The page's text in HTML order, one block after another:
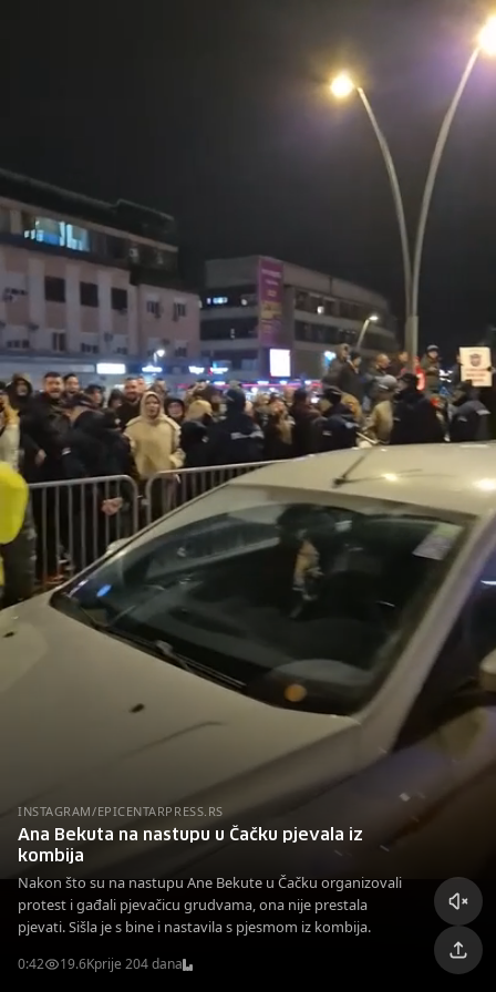
INSTAGRAM/EPICENTARPRESS.RS
Ana Bekuta na nastupu u Čačku pjevala iz
kombija
Nakon što su na nastupu Ane Bekute u Čačku organizovali
protest i gađali pjevačicu grudvama, ona nije prestala
pjevati. Sišla je s bine i nastavila s pjesmom iz kombija.
0:42 19.6Kprije 204 dana